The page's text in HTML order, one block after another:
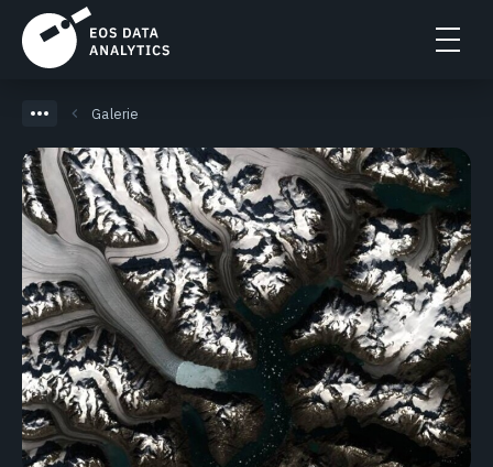
Galerie